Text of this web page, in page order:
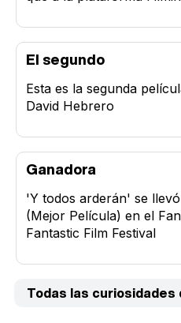
El segundo
Esta es la segunda
David Hebrero
Ganadora
'Y todos arderán' se
(Mejor Película) en el
Fantastic Film Festival
Todas las curiosidades